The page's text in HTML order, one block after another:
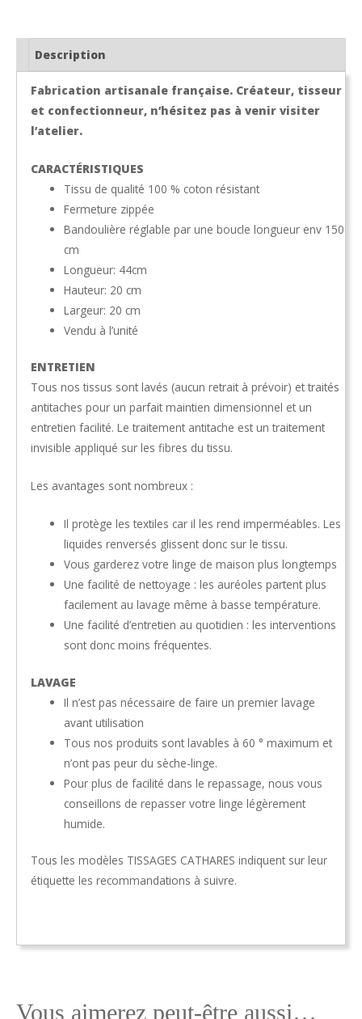
Description
Fabrication artisanale française. Créateur, tisseur
et confectionneur, n’hésitez pas à venir visiter
l’atelier.
CARACTÉRISTIQUES
Tissu de qualité 100 % coton résistant
Fermeture zippée
Bandoulière réglable par une boucle longueur env 150
cm
Longueur: 44cm
Hauteur: 20 cm
Largeur: 20 cm
Vendu à l’unité
ENTRETIEN
Tous nos tissus sont lavés (aucun retrait à prévoir) et traités
antitaches pour un parfait maintien dimensionnel et un
entretien facilité. Le traitement antitache est un traitement
invisible appliqué sur les fibres du tissu.
Les avantages sont nombreux :
Il protège les textiles car il les rend imperméables. Les
liquides renversés glissent donc sur le tissu.
Vous garderez votre linge de maison plus longtemps
Une facilité de nettoyage : les auréoles partent plus
facilement au lavage même à basse température.
Une facilité d’entretien au quotidien : les interventions
sont donc moins fréquentes.
LAVAGE
Il n’est pas nécessaire de faire un premier lavage
avant utilisation
Tous nos produits sont lavables à 60 ° maximum et
n’ont pas peur du sèche-linge.
Pour plus de facilité dans le repassage, nous vous
conseillons de repasser votre linge légèrement
humide.
Tous les modèles TISSAGES CATHARES indiquent sur leur
étiquette les recommandations à suivre.
Vous aimerez peut-être aussi…